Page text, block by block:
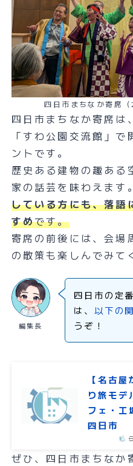
四日市まちなか寄席
四日市まちなか寄席は
「すわ公園交流館」
ントです。
歴史ある建物の趣ある
家の話芸を味わえます。
している方にも、落語
すめです。
寄席の前後には、会場
の散策も楽しんでみて
編集長
四日市の定
は、 以下の
うぞ！
【名古
り旅モデ
フェ・工
四日市
ぜひ、四日市まちなか